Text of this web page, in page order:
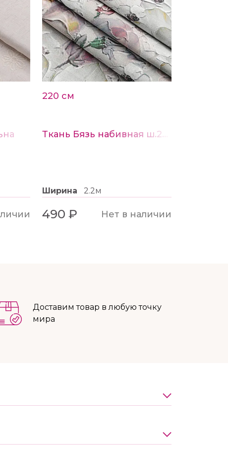
220 см
Ткань Бязь набивная ш.220см рис.22206-1
Ширина 2.2м
490 ₽ Нет в наличии
Доставим товар в любую точку
мира